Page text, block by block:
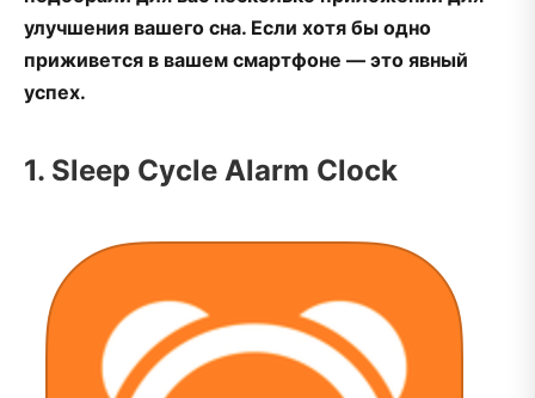
улучшения вашего сна. Если хотя бы одно
приживется в вашем смартфоне — это явный
успех.
1. Sleep Cycle Alarm Clock